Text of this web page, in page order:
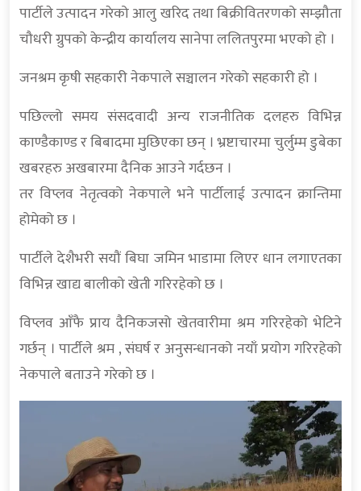
पार्टीले उत्पादन गरेको आलु खरिद तथा बिक्रीवितरणको सम्झौता
चौधरी ग्रुपको केन्द्रीय कार्यालय सानेपा ललितपुरमा भएको हो ।
जनश्रम कृषी सहकारी नेकपाले सञ्चालन गरेको सहकारी हो ।
पछिल्लो समय संसदवादी अन्य राजनीतिक दलहरु विभिन्न
काण्डैकाण्ड र बिबादमा मुछिएका छन् । भ्रष्टाचारमा चुर्लुम्म डुबेका
खबरहरु अखबारमा दैनिक आउने गर्दछन ।
तर विप्लव नेतृत्वको नेकपाले भने पार्टीलाई उत्पादन क्रान्तिमा
होमेको छ ।
पार्टीले देशैभरी सयौं बिघा जमिन भाडामा लिएर धान लगाएतका
विभिन्न खाद्य बालीको खेती गरिरहेको छ ।
विप्लव आँफै प्राय दैनिकजसो खेतवारीमा श्रम गरिरहेको भेटिने
गर्छन् । पार्टीले श्रम , संघर्ष र अनुसन्धानको नयाँ प्रयोग गरिरहेको
नेकपाले बताउने गरेको छ ।